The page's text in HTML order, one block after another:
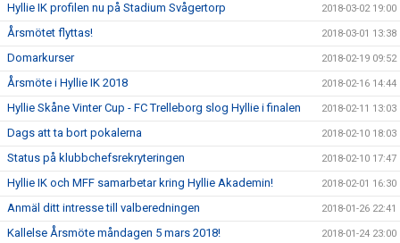
Hyllie IK profilen nu på Stadium Svågertorp 2018-03-02 19:00
Årsmötet flyttas! 2018-03-01 13:38
Domarkurser 2018-02-19 09:52
Årsmöte i Hyllie IK 2018 2018-02-16 14:44
Hyllie Skåne Vinter Cup - FC Trelleborg slog Hyllie i finalen 2018-02-11 13:03
Dags att ta bort pokalerna 2018-02-10 18:03
Status på klubbchefsrekryteringen 2018-02-10 17:47
Hyllie IK och MFF samarbetar kring Hyllie Akademin! 2018-02-01 16:30
Anmäl ditt intresse till valberedningen 2018-01-26 22:41
Kallelse Årsmöte måndagen 5 mars 2018! 2018-01-24 23:00